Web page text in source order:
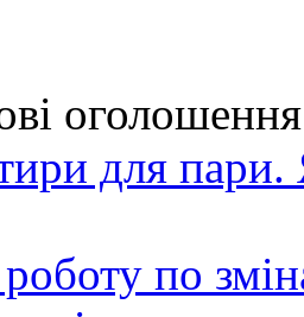
оголошення
для
по